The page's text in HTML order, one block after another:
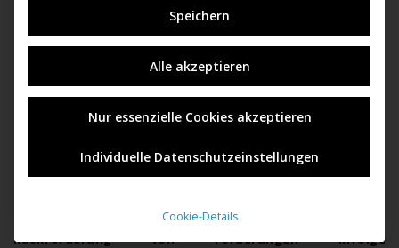
Mietzinsminderung und OÖ-Regionalprämie
Inhalt in Kurzform
Miezinsminderung
Fachhändler und körpernahe
Dienstleister
Rückforderung von Förderungen infolge
Speichern
Alle akzeptieren
Nur essenzielle Cookies akzeptieren
Individuelle Datenschutzeinstellungen
Cookie-Details